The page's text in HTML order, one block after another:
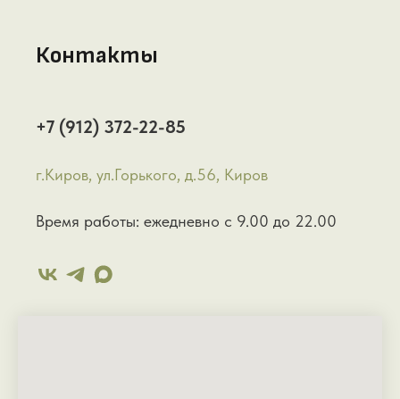
Контакты
+7 (912) 372-22-85
г.Киров, ул.Горького, д.56, Киров
Время работы: ежедневно с 9.00 до 22.00